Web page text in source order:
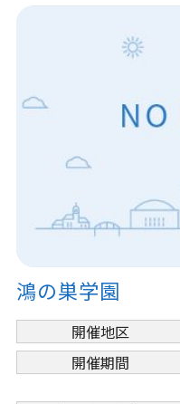
鴻の巣学園
開催地区
開催期間